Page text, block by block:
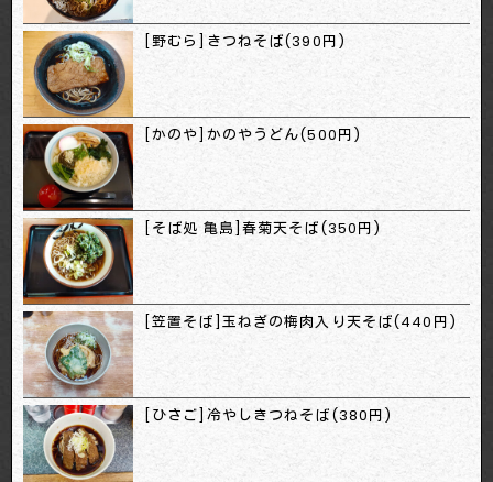
[野むら]きつねそば(390円)
[かのや]かのやうどん(500円)
[そば処 亀島]春菊天そば(350円)
[笠置そば]玉ねぎの梅肉入り天そば(440円)
[ひさご]冷やしきつねそば(380円)